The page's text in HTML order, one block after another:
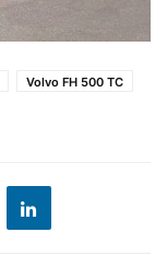
Volvo FH 500 TC